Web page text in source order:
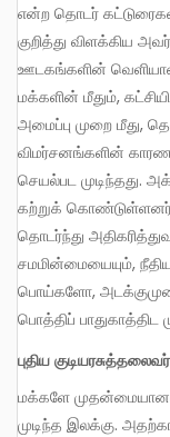
என்ற தொடர்
குறித்து விளக்கிய
ஊடகங்களின்
மக்களின் மீதும்,
அமைப்பு முறை மீது,
விமர்சனங்களின்
செயல்பட முடிந்தது.
கற்றுக் கொண்டுள்ளனர்,
தொடர்ந்து
சமமின்மையையும்,
பொய்களோ,
பொத்திப் பாதுகாத்திட
புதிய
மக்களே முதன்மையானவர்கள் என்பது சோசலிசத்தின் பயணத்தில் எட்ட
முடிந்த இலக்கு.